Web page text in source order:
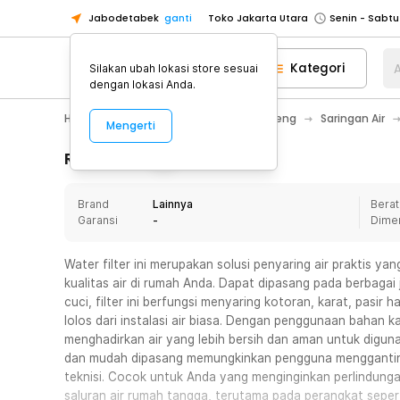
Jabodetabek ganti
Toko Jakarta Utara
Toko Tangerang
Toko Cikupa
Pick n Go Jakarta Barat
Senin -
Pick n Go Bekasi
Senin - Jumat
Senin -
Toko Tangerang
Toko Cikupa
Pick n Go Jakarta Barat
Senin -
Pick n Go Bekasi
Senin - Jumat
Pick n Go Depok
Senin - Jumat
Kategori
Home Appliance Perlengkapan Ledeng Saringan Air
Rincian Produk
Brand
Lainnya
Garansi
-
Water filter ini merupakan solusi penyaring air praktis
kualitas air di rumah Anda. Dapat dipasang pada
cuci, filter ini berfungsi menyaring kotoran, karat, pasir
lolos dari instalasi air biasa. Dengan penggunaan bahan
menghadirkan air yang lebih bersih dan aman untuk
dan mudah dipasang memungkinkan pengguna
teknisi. Cocok untuk Anda yang menginginkan
saluran air rumah tangga, terutama pada perangkat
Silakan ubah lokasi store sesuai
dengan lokasi Anda.
Mengerti